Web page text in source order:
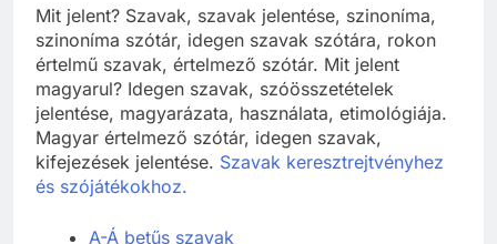
Mit jelent? Szavak, szavak jelentése, szinoníma,
szinoníma szótár, idegen szavak szótára, rokon
értelmű szavak, értelmező szótár. Mit jelent
magyarul? Idegen szavak, szóösszetételek
jelentése, magyarázata, használata, etimológiája.
Magyar értelmező szótár, idegen szavak,
kifejezések jelentése.